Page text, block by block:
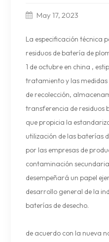
May 17, 2023
La especificación técnica
residuos de batería de
1 de octubre en china ,
tratamiento y las
de recolección,
transferencia de residuos
que propicia la
utilización de las baterías
por las empresas de
contaminación
desempeñará un papel
desarrollo general de la
baterías de desecho.
de acuerdo con la nueva